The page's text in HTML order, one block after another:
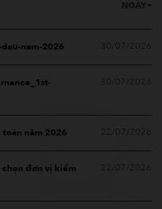
NGÀY
nam-2026 30/07/2026
30/07/2026
năm 2026 22/07/2026
chọn đơn vị kiểm
22/07/2026